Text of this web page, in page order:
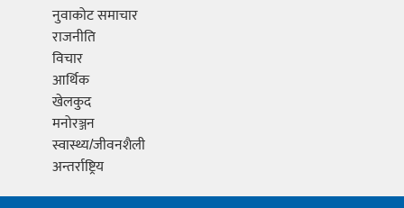
नुवाकोट समाचार
राजनीति
विचार
आर्थिक
खेलकुद
मनोरञ्जन
स्वास्थ्य/जीवनशैली
अन्तर्राष्ट्रिय